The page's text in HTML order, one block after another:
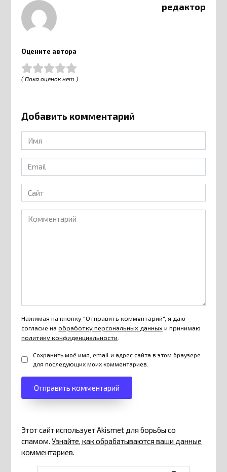
редактор
Оцените автора
( Пока оценок нет )
Добавить комментарий
Имя
*
Email
*
Сайт
Комментарий
Нажимая на кнопку "Отправить комментарий", я даю
согласие наобработку персональных данныхи принимаю
политику конфиденциальности.
Сохранить моё имя, email и адрес сайта в этом браузере
для последующих моих комментариев.
Этот сайт использует Akismet для борьбы со
спамом.Узнайте, как обрабатываются ваши данные
комментариев